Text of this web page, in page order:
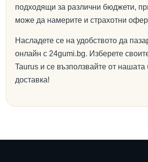
подходящи за различни бюджети,
може да намерите и страхотни
Насладете се на удобството да
онлайн с 24gumi.bg. Изберете
Taurus и се възползвайте от нашата
доставка!